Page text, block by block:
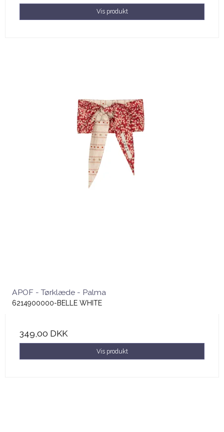
Vis produkt
APOF - Tørklæde - Palma
6214900000-BELLE WHITE
349,00 DKK
Vis produkt